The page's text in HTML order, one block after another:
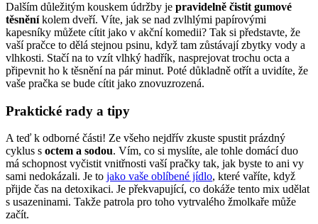
Dalším důležitým ⁤kouskem⁢ údržby je​ pravidelně⁣ čistit ⁣gumové
těsněníkolem ​dveří.⁤ Víte, jak se⁢ nad zvlhlými ⁢papírovými
kapesníky můžete cítit jako v ⁢akční komedii? Tak si představte, že
vaší pračce to dělá stejnou psinu, když tam zůstávají zbytky vody​ a
vlhkosti.⁤ Stačí na to vzít​ vlhký ‍hadřík, ⁤nasprejovat trochu octa‍ a
připevnit ho k těsnění na⁢ pár ‍minut. Poté důkladně otřít a uvidíte, že
vaše pračka se bude cítit jako‍ znovuzrozená.
Praktické‍ rady a tipy
A teď k odborné ⁣části! Ze všeho ⁤nejdřív zkuste⁢ spustit prázdný​
cyklus ⁤s octem a sodou. Vím, ​co si myslíte, ​ale tohle domácí ‌duo
‍má schopnost vyčistit vnitřnosti vaší pračky tak,‍ jak ‌byste to ani vy
sami nedokázali. Je to jako vaše oblíbené jídlo, které vaříte, když
přijde čas na ‌detoxikaci. Je překvapující, co dokáže tento mix ⁤udělat
s usazeninami. Takže⁢ patrola pro ‍toho ⁤vytrvalého žmolkaře může
začít.